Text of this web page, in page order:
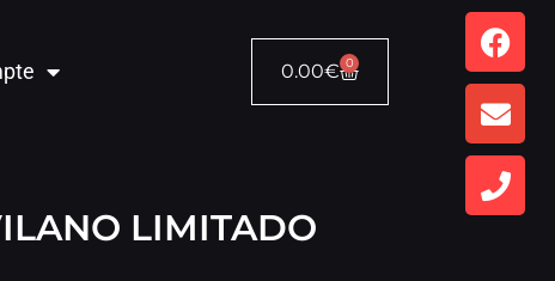
0.00€ 0
LIMITADO